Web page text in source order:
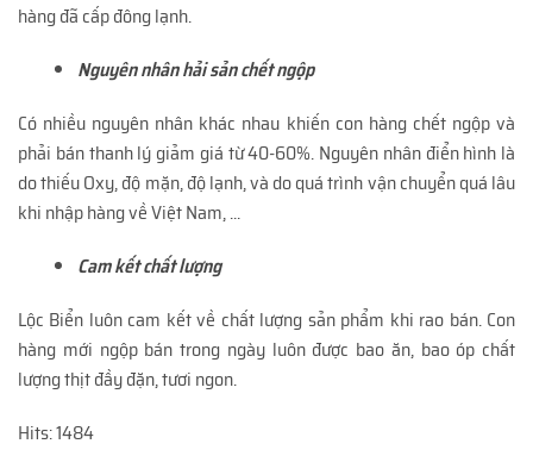
hàng đã cấp đông lạnh.
Nguyên nhân hải sản chết ngộp
Có nhiều nguyên nhân khác nhau khiến con hàng chết ngộp và
phải bán thanh lý giảm giá từ 40-60%. Nguyên nhân điển hình là
do thiếu Oxy, độ mặn, độ lạnh, và do quá trình vận chuyển quá lâu
khi nhập hàng về Việt Nam, ...
Cam kết chất lượng
Lộc Biển luôn cam kết về chất lượng sản phẩm khi rao bán. Con
hàng mới ngộp bán trong ngày luôn được bao ăn, bao óp chất
lượng thịt đầy đặn, tươi ngon.
Hits: 1484